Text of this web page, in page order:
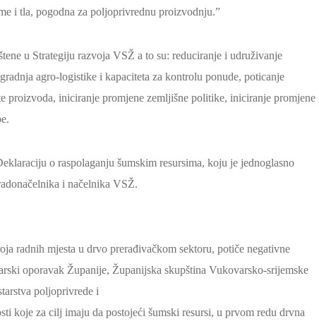
i tla, pogodna za poljoprivrednu proizvodnju.”
u Strategiju razvoja VSŽ a to su: reduciranje i udruživanje
agro-logistike i kapaciteta za kontrolu ponude, poticanje
proizvoda, iniciranje promjene zemljišne politike, iniciranje promjene
o raspolaganju šumskim resursima, koju je jednoglasno
i načelnika VSŽ.
radnih mjesta u drvo prerađivačkom sektoru, potiče negativne
oporavak Županije, Županijska skupština Vukovarsko-srijemske
poljoprivrede i
koje za cilj imaju da postojeći šumski resursi, u prvom redu drvna